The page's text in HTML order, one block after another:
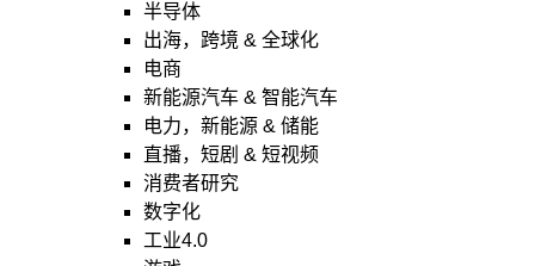
半导体
出海，跨境 & 全球化
电商
新能源汽车 & 智能汽车
电力，新能源 & 储能
直播，短剧 & 短视频
消费者研究
数字化
工业4.0